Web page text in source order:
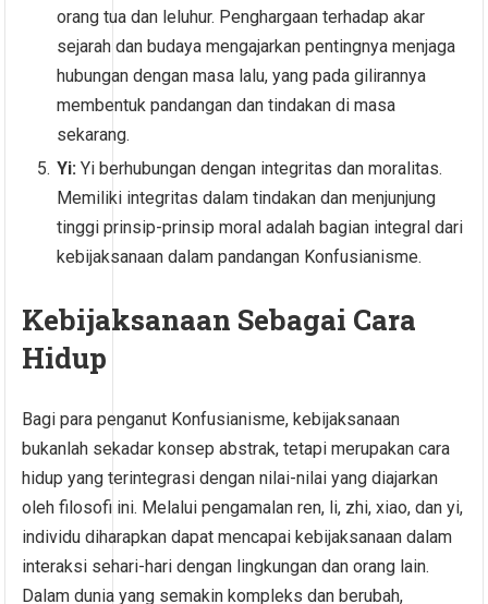
orang tua dan leluhur. Penghargaan terhadap akar
sejarah dan budaya mengajarkan pentingnya menjaga
hubungan dengan masa lalu, yang pada gilirannya
membentuk pandangan dan tindakan di masa
sekarang.
Yi: Yi berhubungan dengan integritas dan moralitas.
Memiliki integritas dalam tindakan dan menjunjung
tinggi prinsip-prinsip moral adalah bagian integral dari
kebijaksanaan dalam pandangan Konfusianisme.
Kebijaksanaan Sebagai Cara
Hidup
Bagi para penganut Konfusianisme, kebijaksanaan
bukanlah sekadar konsep abstrak, tetapi merupakan cara
hidup yang terintegrasi dengan nilai-nilai yang diajarkan
oleh filosofi ini. Melalui pengamalan ren, li, zhi, xiao, dan yi,
individu diharapkan dapat mencapai kebijaksanaan dalam
interaksi sehari-hari dengan lingkungan dan orang lain.
Dalam dunia yang semakin kompleks dan berubah,